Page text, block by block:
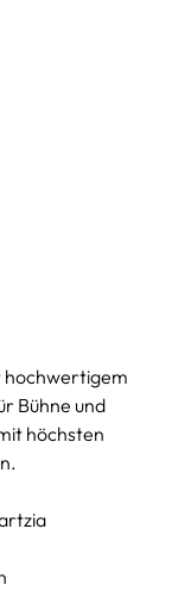
hochwertigem
Bühne und
höchsten